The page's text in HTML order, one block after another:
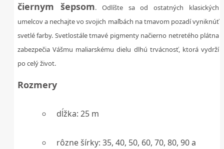
čiernym šepsom. Odlíšte sa od ostatných klasických
umelcov a nechajte vo svojich maľbách na tmavom pozadí vyniknúť
svetlé farby. Svetlostále tmavé pigmenty načierno netretého plátna
zabezpečia Vášmu maliarskému dielu dlhú trvácnosť, ktorá vydrží
po celý život.
Rozmery
dĺžka: 25 m
rôzne šírky: 35, 40, 50, 60, 70, 80, 90 a